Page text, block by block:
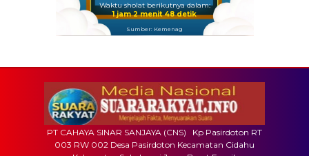
Waktu sholat berikutnya dalam:
1 jam 2 menit 47 detik
Sumber: Kemenag
PT CAHAYA SINAR SANJAYA (CNS) Kp Pasirdoton RT
003 RW 002 Desa Pasirdoton Kecamatan Cidahu